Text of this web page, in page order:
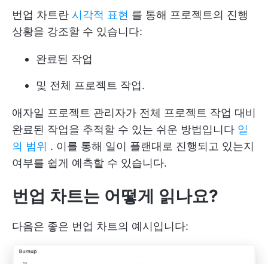
번업 차트란 시각적 표현 를 통해 프로젝트의 진행
상황을 강조할 수 있습니다:
완료된 작업
및 전체 프로젝트 작업.
애자일 프로젝트 관리자가 전체 프로젝트 작업 대비
완료된 작업을 추적할 수 있는 쉬운 방법입니다 일
의 범위 . 이를 통해 일이 플랜대로 진행되고 있는지
여부를 쉽게 예측할 수 있습니다.
번업 차트는 어떻게 읽나요?
다음은 좋은 번업 차트의 예시입니다: